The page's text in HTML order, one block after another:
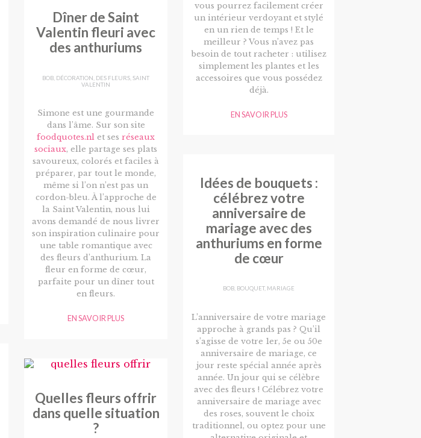
Dîner de Saint
Valentin fleuri avec
des anthuriums
BOB DÉCORATION DES FLEURS SAINT
VALENTIN
Simone est une gourmande
dans l’âme. Sur son site
foodquotes.nl et ses réseaux
sociaux, elle partage ses plats
savoureux, colorés et faciles à
préparer, par tout le monde,
même si l’on n’est pas un
cordon-bleu. À l’approche de
la Saint Valentin, nous lui
avons demandé de nous livrer
son inspiration culinaire pour
une table romantique avec
des fleurs d’anthurium. La
fleur en forme de cœur,
parfaite pour un dîner tout
en fleurs.
EN SAVOIR PLUS
Quelles fleurs offrir
dans quelle situation
?
vous pourrez facilement créer
un intérieur verdoyant et stylé
en un rien de temps ! Et le
meilleur ? Vous n’avez pas
besoin de tout racheter : utilisez
simplement les plantes et les
accessoires que vous possédez
déjà.
EN SAVOIR PLUS
Idées de bouquets :
célébrez votre
anniversaire de
mariage avec des
anthuriums en forme
de cœur
BOB BOUQUET, MARIAGE
L’anniversaire de votre mariage
approche à grands pas ? Qu’il
s’agisse de votre 1er, 5e ou 50e
anniversaire de mariage, ce
jour reste spécial année après
année. Un jour qui se célèbre
avec des fleurs ! Célébrez votre
anniversaire de mariage avec
des roses, souvent le choix
traditionnel, ou optez pour une